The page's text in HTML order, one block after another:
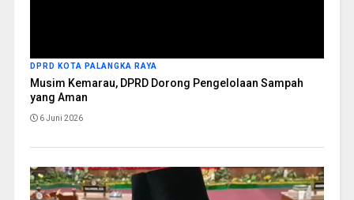
DPRD KOTA PALANGKA RAYA
Musim Kemarau, DPRD Dorong Pengelolaan Sampah
yang Aman
6 Juni 2026